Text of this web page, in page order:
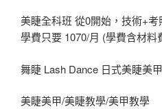
美睫全科班 從0開始，技術+
學費只要 1070/月 (學費含材料
舞睫 Lash Dance 日式美睫美甲
美睫美甲/美睫教學/美甲教學